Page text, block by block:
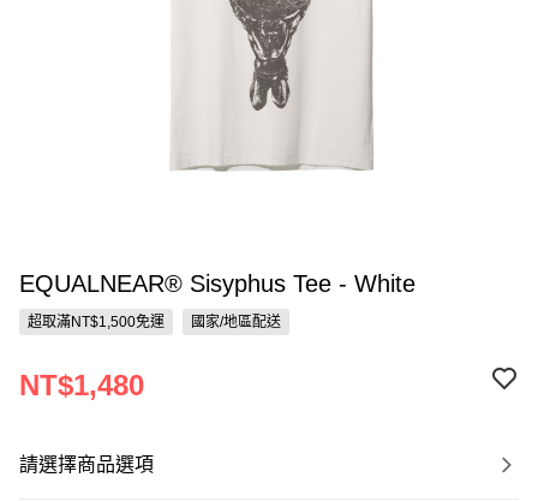
EQUALNEAR® Sisyphus Tee - White
超取滿NT$1,500免運 國家/地區配送
NT$1,480
請選擇商品選項